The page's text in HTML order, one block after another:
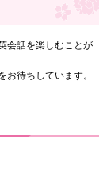
会話を楽しむことが
待ちしています。